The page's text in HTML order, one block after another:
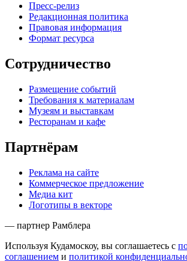
Пресс-релиз
Редакционная политика
Правовая информация
Формат ресурса
Сотрудничество
Размещение событий
Требования к материалам
Музеям и выставкам
Ресторанам и кафе
Партнёрам
Реклама на сайте
Коммерческое предложение
Медиа кит
Логотипы в векторе
— партнер Рамблера
Используя Кудамоскоу, вы соглашаетесь с
соглашением и политикой